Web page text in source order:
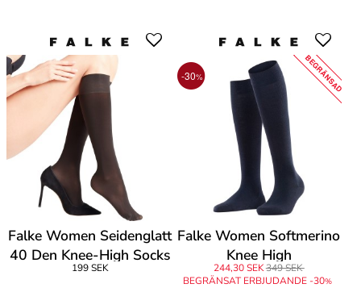
Falke Women Seidenglatt
40 Den Knee-High Socks
199 SEK
-30% BEGRÄNSAD
Falke Women Softmerino
Knee High
244,30 SEK349 SEK
BEGRÄNSAT ERBJUDANDE -30%